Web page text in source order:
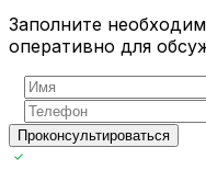
Заполните
оперативно для
Проконсультироваться